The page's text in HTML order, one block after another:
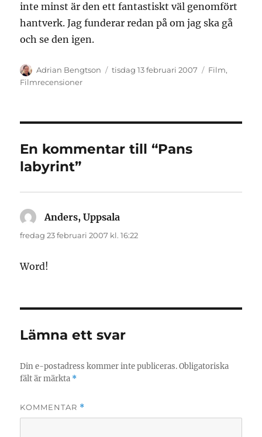
inte minst är den ett fantastiskt väl genomfört
hantverk. Jag funderar redan på om jag ska gå
och se den igen.
Författare
Adrian Bengtson
Publicerat
tisdag 13 februari 2007 Kategorier
Film,
Filmrecensioner
En kommentar till “Pans
labyrint”
Anders, Uppsala
fredag 23 februari 2007 kl. 16:22
Word!
Lämna ett svar
Din e-postadress kommer inte publiceras. Obligatoriska
fält är märkta *
KOMMENTAR *